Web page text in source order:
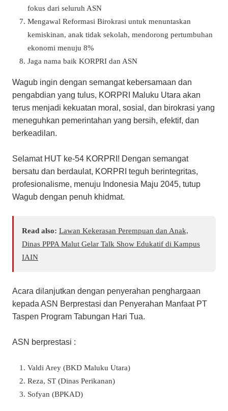
fokus dari seluruh ASN
Mengawal Reformasi Birokrasi untuk menuntaskan
kemiskinan, anak tidak sekolah, mendorong pertumbuhan
ekonomi menuju 8%
Jaga nama baik KORPRI dan ASN
Wagub ingin dengan semangat kebersamaan dan
pengabdian yang tulus, KORPRI Maluku Utara akan
terus menjadi kekuatan moral, sosial, dan birokrasi yang
meneguhkan pemerintahan yang bersih, efektif, dan
berkeadilan.
Selamat HUT ke-54 KORPRI! Dengan semangat
bersatu dan berdaulat, KORPRI teguh berintegritas,
profesionalisme, menuju Indonesia Maju 2045, tutup
Wagub dengan penuh khidmat.
Read also: Lawan Kekerasan Perempuan dan Anak,
Dinas PPPA Malut Gelar Talk Show Edukatif di Kampus
IAIN
Acara dilanjutkan dengan penyerahan penghargaan
kepada ASN Berprestasi dan Penyerahan Manfaat PT
Taspen Program Tabungan Hari Tua.
ASN berprestasi :
Valdi Arey (BKD Maluku Utara)
Reza, ST (Dinas Perikanan)
Sofyan (BPKAD)